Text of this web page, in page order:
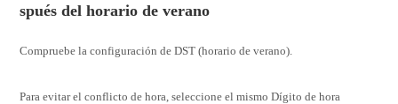
spués del horario de verano
Compruebe la configuración de DST (horario de verano).
Para evitar el conflicto de hora, seleccione el mismo Dígito de hora